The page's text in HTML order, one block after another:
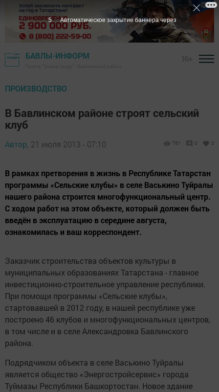
БАВЛЫ-ИНФОРМ
ПРОИЗВОДСТВО
В Бавлинском районе строят сельский
клуб
Автор, 21 июля 2013 - 07:10 761 0 0
В рамках претворения в жизнь в Республике Татарстан
программы «Сельские клубы» в селе Васькино Туйралы
нашего района строится многофункциональный центр.
С ходом работ на этом объекте, который должен быть
введён в эксплуатацию в середине августа,
ознакомилась и ваш корреспондент.
Заказчик строительства объектов культуры в
муниципальных образованиях Татарстана - главное
инвестиционно-строительное управление республики.
При помощи программы «Сельские клубы»,
стартовавшей в 2012 году, в нашей республике уже
построено 46 клубов и многофункциональных центров,
в том числе и в селе Александровка Бавлинского
района.
Подрядчиком объекта в селе Васькино Туйралы
является общество «Энергостройсервис» города
Туймазы Республики Башкортостан. Новое здание
5 Автоматическое закрытие баннера через